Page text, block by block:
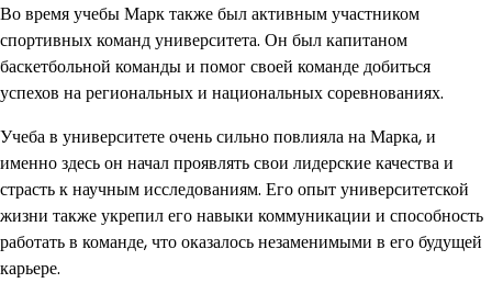
Во время учебы Марк также был активным участником
спортивных команд университета. Он был капитаном
баскетбольной команды и помог своей команде добиться
успехов на региональных и национальных соревнованиях.
Учеба в университете очень сильно повлияла на Марка, и
именно здесь он начал проявлять свои лидерские качества и
страсть к научным исследованиям. Его опыт университетской
жизни также укрепил его навыки коммуникации и способность
работать в команде, что оказалось незаменимыми в его будущей
карьере.